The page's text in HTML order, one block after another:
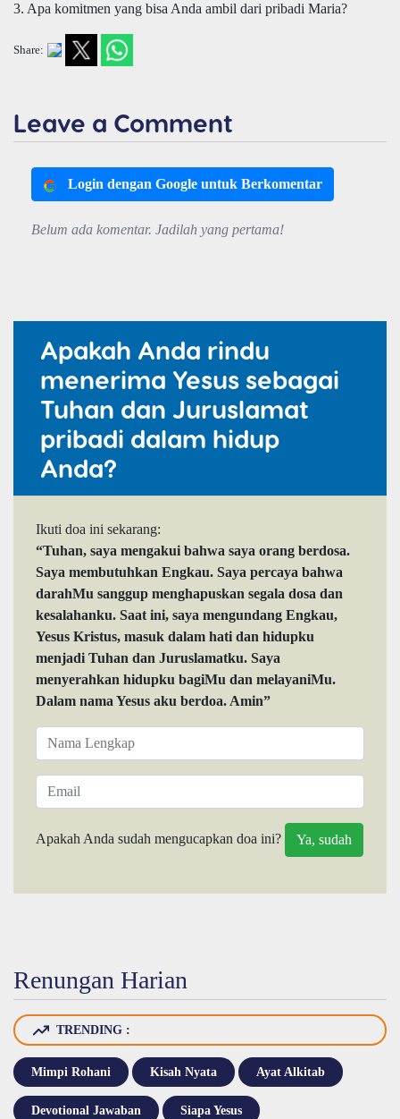
3. Apa komitmen yang bisa Anda ambil dari pribadi Maria?
Share:
Leave a Comment
Login dengan Google untuk Berkomentar
Belum ada komentar. Jadilah yang pertama!
Apakah Anda rindu
menerima Yesus sebagai
Tuhan dan Juruslamat
pribadi dalam hidup
Anda?
Ikuti doa ini sekarang:
“Tuhan, saya mengakui bahwa saya orang berdosa.
Saya membutuhkan Engkau. Saya percaya bahwa
darahMu sanggup menghapuskan segala dosa dan
kesalahanku. Saat ini, saya mengundang Engkau,
Yesus Kristus, masuk dalam hati dan hidupku
menjadi Tuhan dan Juruslamatku. Saya
menyerahkan hidupku bagiMu dan melayaniMu.
Dalam nama Yesus aku berdoa. Amin”
Apakah Anda sudah mengucapkan doa ini?
Renungan Harian
TRENDING :
Mimpi Rohani Kisah Nyata Ayat Alkitab
Devotional Jawaban Siapa Yesus